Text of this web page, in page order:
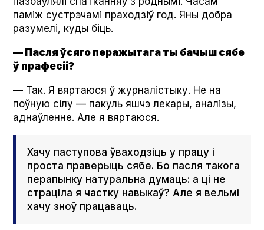
паміж сустрэчамі праходзіў год. Яны добра
разумелі, куды біць.
— Пасля ўсяго перажытага ты бачыш сябе
ў прафесіі?
— Так. Я вяртаюся ў журналістыку. Не на
поўную сілу — пакуль яшчэ лекары, аналізы,
аднаўленне. Але я вяртаюся.
Хачу паступова ўваходзіць у працу і
проста праверыць сябе. Бо пасля такога
перапынку натуральна думаць: а ці не
страціла я частку навыкаў? Але я вельмі
хачу зноў працаваць.